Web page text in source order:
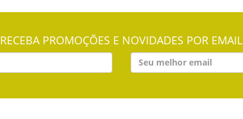
RECEBA PROMOÇÕES E NOVIDADES POR EMAIL